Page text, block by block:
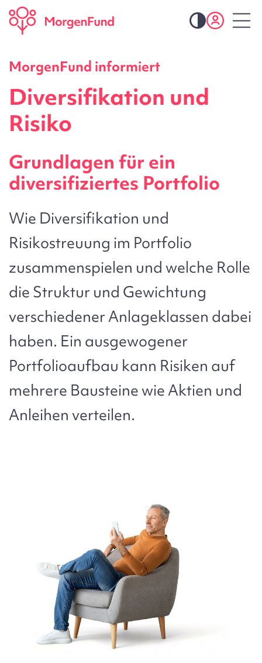
MorgenFund informiert
Diversifikation und
Risiko
Grundlagen für ein
diversifiziertes Portfolio
Wie Diversifikation und
Risikostreuung im Portfolio
zusammenspielen und welche Rolle
die Struktur und Gewichtung
verschiedener Anlageklassen dabei
haben. Ein ausgewogener
Portfolioaufbau kann Risiken auf
mehrere Bausteine wie Aktien und
Anleihen verteilen.